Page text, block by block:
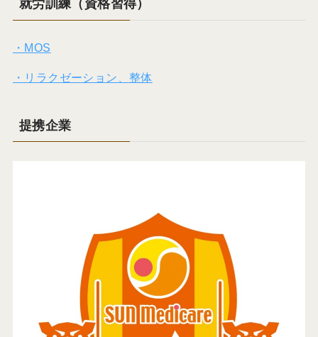
就労訓練（資格習得）
・MOS
・リラクゼーション、整体
提携企業